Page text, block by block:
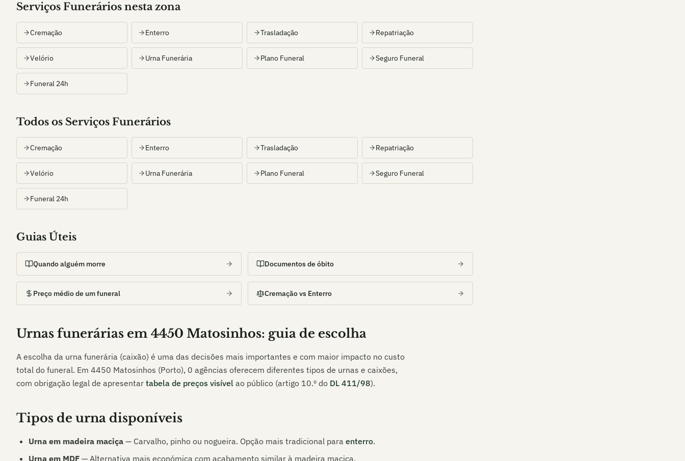
Serviços Funerários nesta zona
Cremação Enterro Trasladação Repatriação
Velório Urna Funerária Plano Funeral Seguro Funeral
Funeral 24h
Todos os Serviços Funerários
Cremação Enterro Trasladação Repatriação
Velório Urna Funerária Plano Funeral Seguro Funeral
Funeral 24h
Guias Úteis
Quando alguém morre Documentos de óbito
Preço médio de um funeral Cremação vs Enterro
Urnas funerárias em 4450 Matosinhos: guia de escolha
A escolha da urna funerária (caixão) é uma das decisões mais importantes e com maior impacto no custo
total do funeral. Em 4450 Matosinhos (Porto), 0 agências oferecem diferentes tipos de urnas e caixões,
com obrigação legal de apresentar tabela de preços visível ao público (artigo 10.º do DL 411/98).
Tipos de urna disponíveis
Urna em madeira maciça — Carvalho, pinho ou nogueira. Opção mais tradicional para enterro.
Urna em MDF — Alternativa mais económica com acabamento similar à madeira maciça.